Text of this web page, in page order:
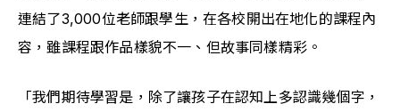
連結了3,000位老師跟學生，在各校開出在地化的課程內
容，雖課程跟作品樣貌不一、但故事同樣精彩。
「我們期待學習是，除了讓孩子在認知上多認識幾個字，